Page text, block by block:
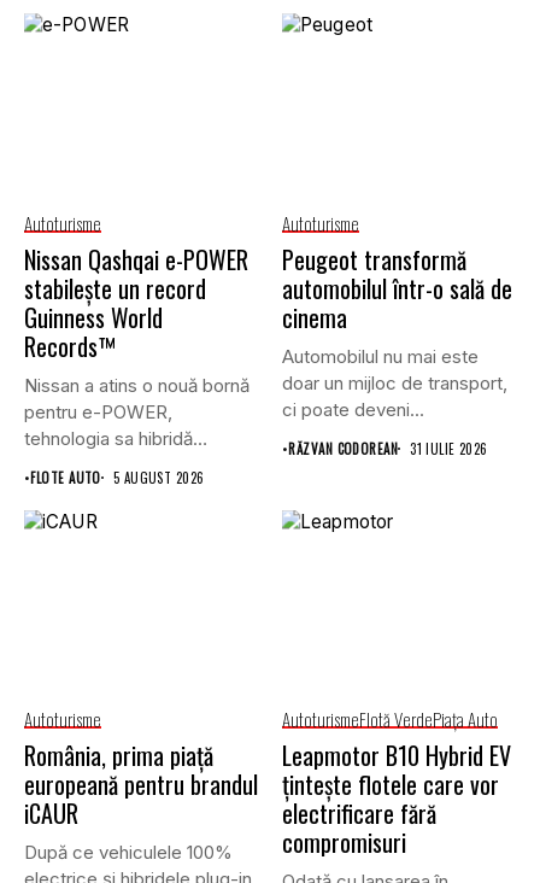
Autoturisme
Nissan Qashqai e-POWER
stabilește un record
Guinness World
Records™
Nissan a atins o nouă bornă
pentru e-POWER,
tehnologia sa hibridă
unică,...
•FLOTE AUTO 5 AUGUST 2026
Autoturisme
Peugeot transformă
automobilul într-o sală de
cinema
Automobilul nu mai este
doar un mijloc de transport,
ci poate deveni...
•RĂZVAN CODOREAN 31 IULIE 2026
Autoturisme
România, prima piață
europeană pentru brandul
iCAUR
După ce vehiculele 100%
AutoturismeFlotă VerdePiaţa Auto
Leapmotor B10 Hybrid EV
țintește flotele care vor
electrificare fără
compromisuri